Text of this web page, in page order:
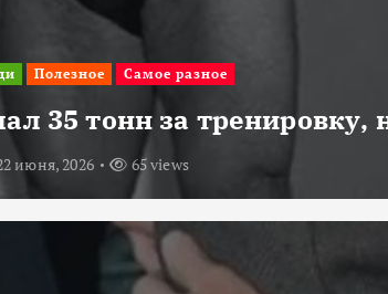
Полезное Самое разное
35 тонн за тренировку,
июня, 2026 65 views